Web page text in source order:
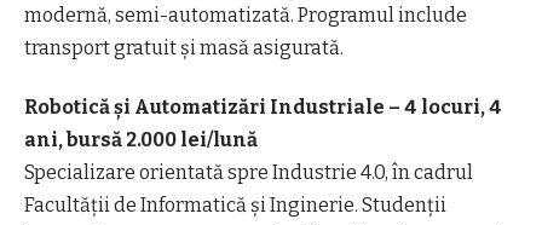
modernă, semi-automatizată. Programul include
transport gratuit și masă asigurată.
Robotică și Automatizări Industriale – 4 locuri, 4
ani, bursă 2.000 lei/lună
Specializare orientată spre Industrie 4.0, în cadrul
Facultății de Informatică și Inginerie. Studenții